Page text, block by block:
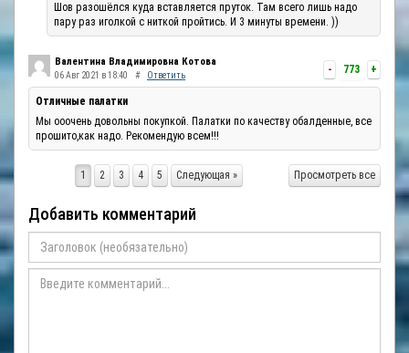
Шов разошёлся куда вставляется пруток. Там всего лишь надо
пару раз иголкой с ниткой пройтись. И 3 минуты времени. ))
- 773 +
Валентина Владимировна Котова
06 Авг 2021 в 18:40 # Ответить
Отличные палатки
Мы ооочень довольны покупкой. Палатки по качеству обалденные, все
прошито,как надо. Рекомендую всем!!!
Просмотреть все
1 2 3 4 5 Следующая »
Добавить комментарий